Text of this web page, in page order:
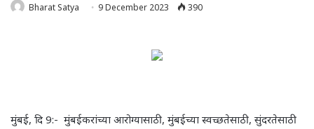
Bharat Satya 9 December 2023 390
मुंबई, दि 9:- मुंबईकरांच्या आरोग्यासाठी, मुंबईच्या स्वच्छतेसाठी, सुंदरतेसाठी